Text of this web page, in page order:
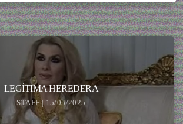
LEGÍTIMA HEREDERA
STAFF | 15/05/2025